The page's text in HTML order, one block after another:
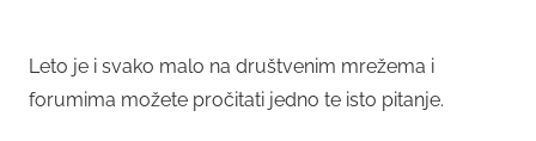
Leto je i svako malo na društvenim mrežema i
forumima možete pročitati jedno te isto pitanje.